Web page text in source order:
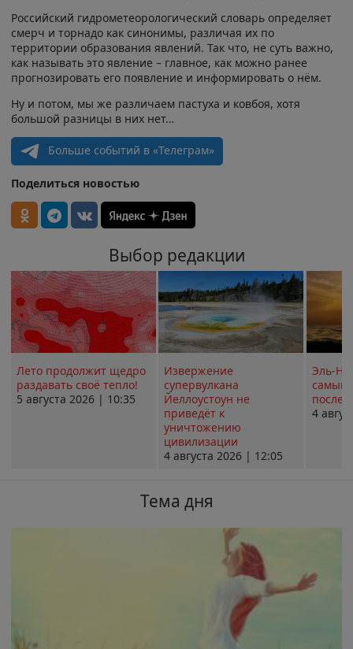
Российский гидрометеорологический словарь определяет
смерч и торнадо как синонимы, различая их по
территории образования явлений. Так что, не суть важно,
как называть это явление – главное, как можно ранее
прогнозировать его появление и информировать о нём.
Ну и потом, мы же различаем пастуха и ковбоя, хотя
большой разницы в них нет…
Больше событий в «Телеграм»
Поделиться новостью
Выбор редакции
Лето продолжит щедро
раздавать своё тепло!
5 августа 2026 | 10:35
Извержение
супервулкана
Йеллоустоун не
приведёт к
уничтожению
цивилизации
4 августа 2026 | 12:05
Эль-
самым
4
Тема дня